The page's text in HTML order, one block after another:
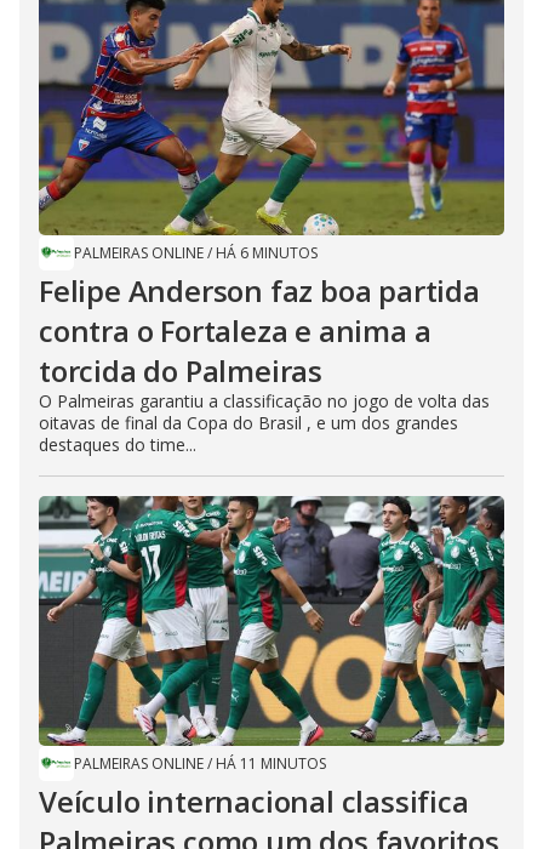
PALMEIRAS ONLINE/ HÁ 6 MINUTOS
Felipe Anderson faz boa partida
contra o Fortaleza e anima a
torcida do Palmeiras
O Palmeiras garantiu a classificação no jogo de volta das
oitavas de final da Copa do Brasil , e um dos grandes
destaques do time...
PALMEIRAS ONLINE/ HÁ 11 MINUTOS
Veículo internacional classifica